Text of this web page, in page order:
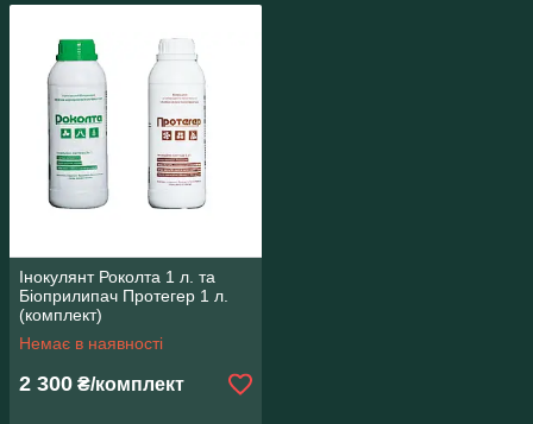
Інокулянт Роколта 1 л. та
Біоприлипач Протегер 1 л.
(комплект)
Немає в наявності
2 300 ₴/комплект